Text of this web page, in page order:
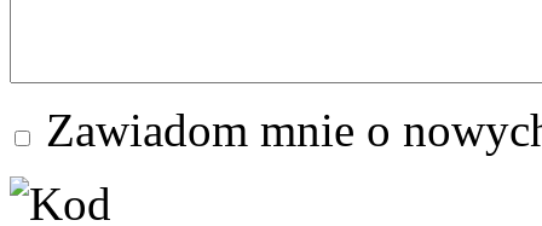
Zawiadom mnie o